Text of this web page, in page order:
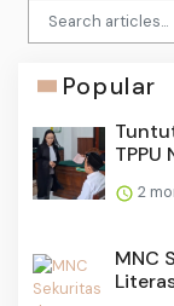
Popular
TPPU
2
MNC